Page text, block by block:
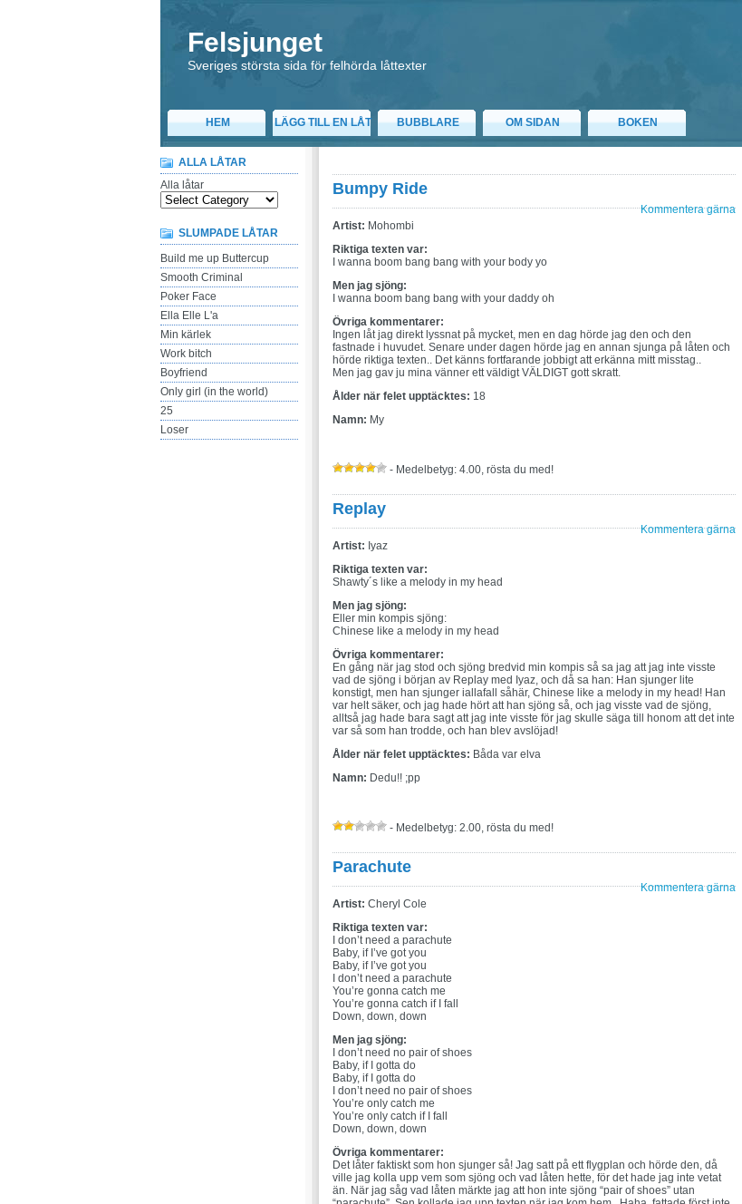
Felsjunget
Sveriges största sida för felhörda låttexter
HEM LÄGG TILL EN LÅT BUBBLARE OM SIDAN BOKEN
ALLA LÅTAR
Alla låtar
SLUMPADE LÅTAR
Build me up Buttercup
Smooth Criminal
Poker Face
Ella Elle L'a
Min kärlek
Work bitch
Boyfriend
Only girl (in the world)
25
Loser
Bumpy Ride
Kommentera gärna
Artist: Mohombi
Riktiga texten var:
I wanna boom bang bang with your body yo
Men jag sjöng:
I wanna boom bang bang with your daddy oh
Övriga kommentarer:
Ingen låt jag direkt lyssnat på mycket, men en dag hörde jag den och den
fastnade i huvudet. Senare under dagen hörde jag en annan sjunga på låten och
hörde riktiga texten.. Det känns fortfarande jobbigt att erkänna mitt misstag..
Men jag gav ju mina vänner ett väldigt VÄLDIGT gott skratt.
Ålder när felet upptäcktes: 18
Namn: My
- Medelbetyg: 4.00, rösta du med!
Replay
Kommentera gärna
Artist: Iyaz
Riktiga texten var:
Shawty´s like a melody in my head
Men jag sjöng:
Eller min kompis sjöng:
Chinese like a melody in my head
Övriga kommentarer:
En gång när jag stod och sjöng bredvid min kompis så sa jag att jag inte visste
vad de sjöng i början av Replay med Iyaz, och då sa han: Han sjunger lite
konstigt, men han sjunger iallafall såhär, Chinese like a melody in my head! Han
var helt säker, och jag hade hört att han sjöng så, och jag visste vad de sjöng,
alltså jag hade bara sagt att jag inte visste för jag skulle säga till honom att det inte
var så som han trodde, och han blev avslöjad!
Ålder när felet upptäcktes: Båda var elva
Namn: Dedu!! ;pp
- Medelbetyg: 2.00, rösta du med!
Parachute
Kommentera gärna
Artist: Cheryl Cole
Riktiga texten var:
I don’t need a parachute
Baby, if I’ve got you
Baby, if I’ve got you
I don’t need a parachute
You’re gonna catch me
You’re gonna catch if I fall
Down, down, down
Men jag sjöng:
I don’t need no pair of shoes
Baby, if I gotta do
Baby, if I gotta do
I don’t need no pair of shoes
You’re only catch me
You’re only catch if I fall
Down, down, down
Övriga kommentarer:
Det låter faktiskt som hon sjunger så! Jag satt på ett flygplan och hörde den, då
ville jag kolla upp vem som sjöng och vad låten hette, för det hade jag inte vetat
än. När jag såg vad låten märkte jag att hon inte sjöng “pair of shoes” utan